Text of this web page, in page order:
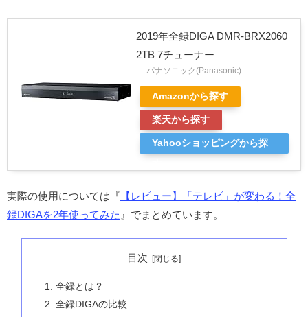
2019年全録DIGA DMR-BRX2060
2TB 7チューナー
パナソニック(Panasonic)
Amazonから探す
楽天から探す
Yahooショッピングから探
実際の使用については『 【レビュー】「テレビ」が変わる！全
録DIGAを2年使ってみた 』でまとめています。
目次
全録とは？
全録DIGAの比較